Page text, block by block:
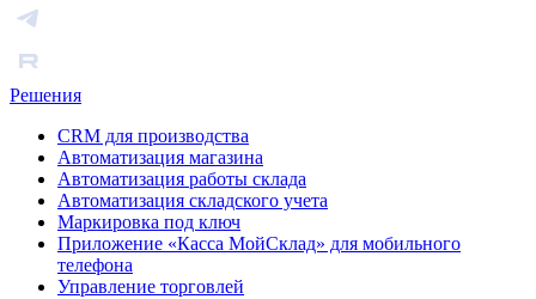
Решения
CRM для производства
Автоматизация магазина
Автоматизация работы склада
Автоматизация складского учета
Маркировка под ключ
Приложение «Касса МойСклад» для мобильного
телефона
Управление торговлей